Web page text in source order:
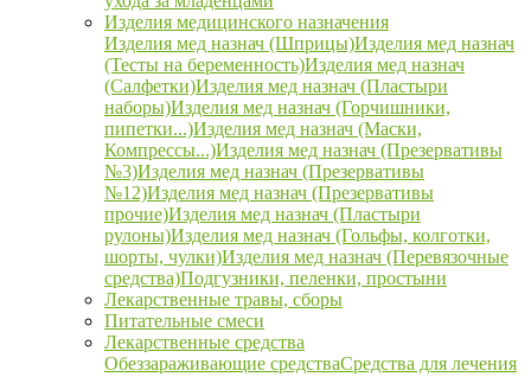
Изделия медицинского назначения
Изделия мед назнач (Шприцы)Изделия мед назнач
(Тесты на беременность)Изделия мед назнач
(Салфетки)Изделия мед назнач (Пластыри
наборы)Изделия мед назнач (Горчишники,
пипетки...)Изделия мед назнач (Маски,
Компрессы...)Изделия мед назнач (Презервативы
№3)Изделия мед назнач (Презервативы
№12)Изделия мед назнач (Презервативы
прочие)Изделия мед назнач (Пластыри
рулоны)Изделия мед назнач (Гольфы, колготки,
шорты, чулки)Изделия мед назнач (Перевязочные
средства)Подгузники, пеленки, простыни
Лекарственные травы, сборы
Питательные смеси
Лекарственные средства
Обеззараживающие средстваСредства для лечения